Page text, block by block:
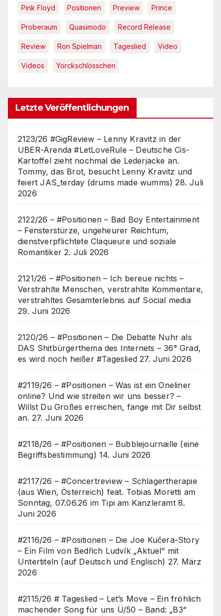
Pink Floyd Positionen Preview Prince
Proberaum Quasimodo Record Release
Review Ron Spielman Tageslied Video
Videos Yorckschlösschen
Letzte Veröffentlichungen
2123/26 #GigReview – Lenny Kravitz in der
UBER-Arenda #LetLoveRule – Deutsche Cis-
Kartoffel zieht nochmal die Lederjacke an.
Tommy, das Brot, besucht Lenny Kravitz und
feiert JAS_terday (drums made wumms) 28. Juli
2026
2122/26 – #Positionen – Bad Boy Entertainment
– Fensterstürze, ungeheurer Reichtum,
dienstverpflichtete Claqueure und soziale
Romantiker 2. Juli 2026
2121/26 – #Positionen – Ich bereue nichts –
Verstrahlte Menschen, verstrahlte Kommentare,
verstrahltes Gesamterlebnis auf Social media
29. Juni 2026
2120/26 – #Positionen – Die Debatte Nuhr als
DAS Shitbürgerthema des Internets – 36° Grad,
es wird noch heißer #Tageslied 27. Juni 2026
#2119/26 – #Positionen – Was ist ein Oneliner
online? Und wie streiten wir uns besser? –
Willst Du Großes erreichen, fange mit Dir selbst
an. 27. Juni 2026
#2118/26 – #Positionen – Bubblejournaille (eine
Begriffsbestimmung) 14. Juni 2026
#2117/26 – #Concertreview – Schlagertherapie
(aus Wien, Österreich) feat. Tobias Moretti am
Sonntag, 07.06.26 im Tipi am Kanzleramt 8.
Juni 2026
#2116/26 – #Positionen – Die Joe Kučera-Story
– Ein Film von Bedřich Ludvík „Aktuel“ mit
Untertiteln (auf Deutsch und Englisch) 27. März
2026
#2115/26 # Tageslied – Let’s Move – Ein fröhlich
machender Song für uns Ü/50 – Band: „B3“